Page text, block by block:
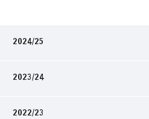
2024/25
2023/24
2022/23